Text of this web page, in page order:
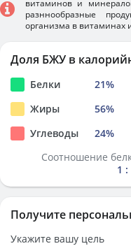
витаминов и
разннообразные
организма в витаминах
Доля БЖУ в
Белки 21%
Жиры
56%
Углеводы
24%
Соотношение
1 :
Получите
Укажите вашу цель